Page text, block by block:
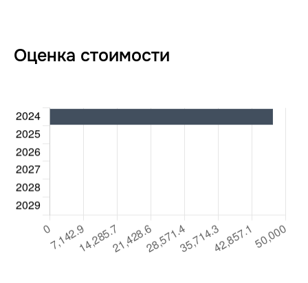
Оценка стоимости